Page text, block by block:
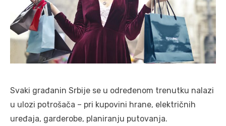
Svaki građanin Srbije se u određenom trenutku nalazi
u ulozi potrošača – pri kupovini hrane, električnih
uređaja, garderobe, planiranju putovanja.